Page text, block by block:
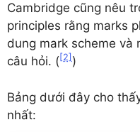
Cambridge cũng nêu
principles rằng marks
dung mark scheme và
câu hỏi. ([2] )
Bảng dưới đây cho
nhất: